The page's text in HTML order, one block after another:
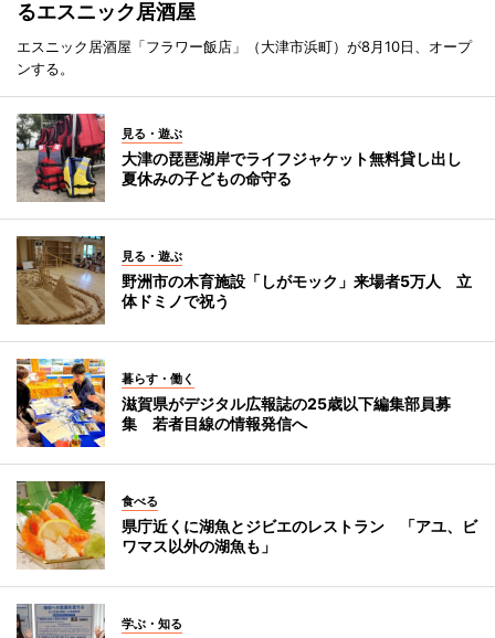
るエスニック居酒屋
エスニック居酒屋「フラワー飯店」（大津市浜町）が8月10日、オープ
ンする。
見る・遊ぶ
大津の琵琶湖岸でライフジャケット無料貸し出し
夏休みの子どもの命守る
見る・遊ぶ
野洲市の木育施設「しがモック」来場者5万人 立
体ドミノで祝う
暮らす・働く
滋賀県がデジタル広報誌の25歳以下編集部員募
集 若者目線の情報発信へ
食べる
県庁近くに湖魚とジビエのレストラン 「アユ、ビ
ワマス以外の湖魚も」
学ぶ・知る